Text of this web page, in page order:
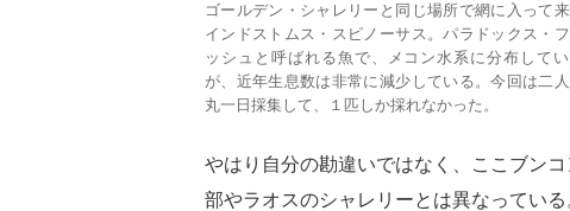
ゴールデン・シャレリーと同じ場所で網に入って
インドストムス・スピノーサス。パラドックス・
ッシュと呼ばれる魚で、メコン水系に分布して
が、近年生息数は非常に減少している。今回は二
丸一日採集して、１匹しか採れなかった。
やはり自分の勘違いではなく、ここブン
部やラオスのシャレリーとは異なってい